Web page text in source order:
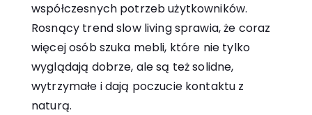
współczesnych potrzeb użytkowników.
Rosnący trend slow living sprawia, że coraz
więcej osób szuka mebli, które nie tylko
wyglądają dobrze, ale są też solidne,
wytrzymałe i dają poczucie kontaktu z
naturą.